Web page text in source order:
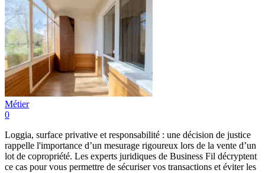
Métier
0
Loggia, surface privative et responsabilité : une décision de justice
rappelle l'importance d’un mesurage rigoureux lors de la vente d’un
lot de copropriété. Les experts juridiques de Business Fil décryptent
ce cas pour vous permettre de sécuriser vos transactions et éviter les